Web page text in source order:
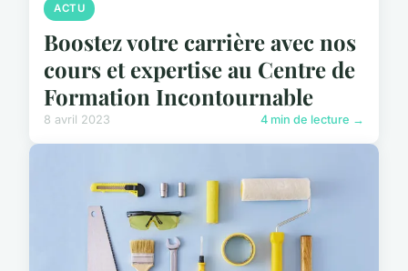
ACTU
Boostez votre carrière avec nos
cours et expertise au Centre de
Formation Incontournable
8 avril 2023 4 min de lecture →